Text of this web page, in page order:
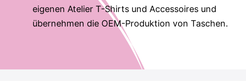
eigenen Atelier T-Shirts und Accessoires und
übernehmen die OEM-Produktion von Taschen.